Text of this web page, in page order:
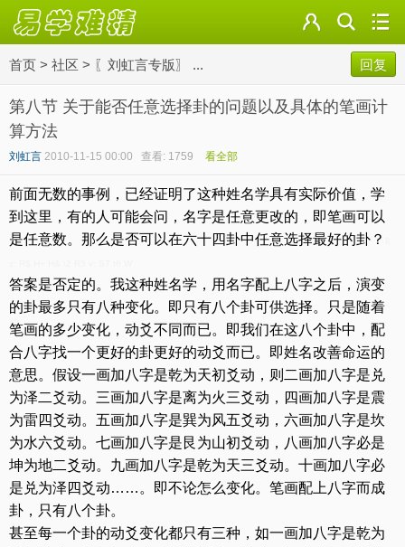
首页 > 社区 > 〖刘虹言专版〗 ... 回复
第八节 关于能否任意选择卦的问题以及具体的笔画计
算方法
刘虹言 2010-11-15 00:00 查看: 1759 看全部
前面无数的事例，已经证明了这种姓名学具有实际价值，学
到这里，有的人可能会问，名字是任意更改的，即笔画可以
是任意数。那么是否可以在六十四卦中任意选择最好的卦？
答案是否定的。我这种姓名学，用名字配上八字之后，演变
的卦最多只有八种变化。即只有八个卦可供选择。只是随着
笔画的多少变化，动爻不同而已。即我们在这八个卦中，配
合八字找一个更好的卦更好的动爻而已。即姓名改善命运的
意思。假设一画加八字是乾为天初爻动，则二画加八字是兑
为泽二爻动。三画加八字是离为火三爻动，四画加八字是震
为雷四爻动。五画加八字是巽为风五爻动，六画加八字是坎
为水六爻动。七画加八字是艮为山初爻动，八画加八字必是
坤为地二爻动。九画加八字是乾为天三爻动。十画加八字必
是兑为泽四爻动……。即不论怎么变化。笔画配上八字而成
卦，只有八个卦。
甚至每一个卦的动爻变化都只有三种，如一画加八字是乾为